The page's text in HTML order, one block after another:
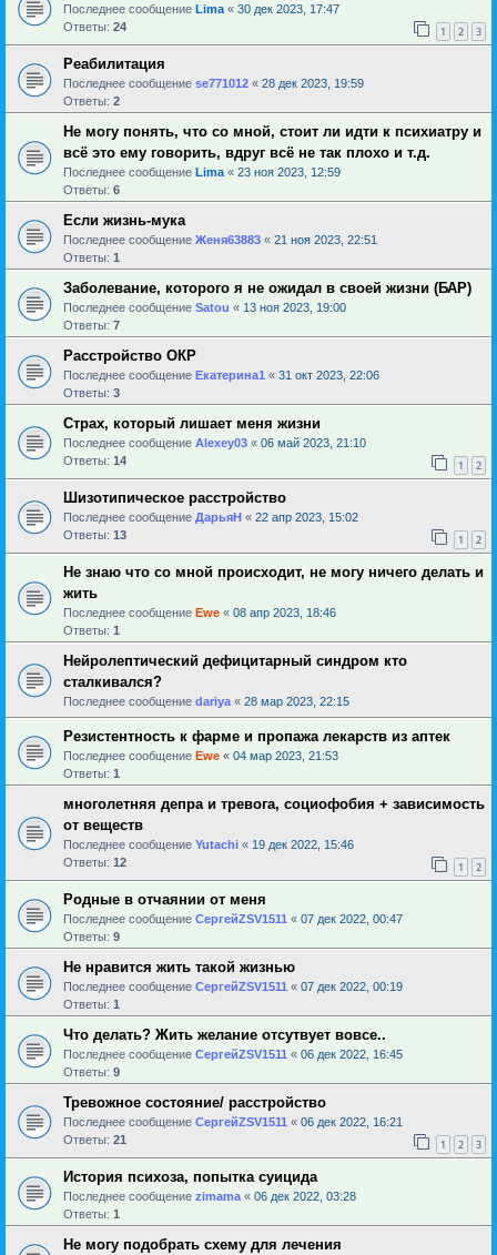
Последнее сообщение Lima « 30 дек 2023, 17:47
Ответы: 24 1 2 3
Реабилитация
Последнее сообщение se771012 « 28 дек 2023, 19:59
Ответы: 2
Не могу понять, что со мной, стоит ли идти к психиатру и
всё это ему говорить, вдруг всё не так плохо и т.д.
Последнее сообщение Lima « 23 ноя 2023, 12:59
Ответы: 6
Если жизнь-мука
Последнее сообщение Женя63883 « 21 ноя 2023, 22:51
Ответы: 1
Заболевание, которого я не ожидал в своей жизни (БАР)
Последнее сообщение Satou « 13 ноя 2023, 19:00
Ответы: 7
Расстройство ОКР
Последнее сообщение Екатерина1 « 31 окт 2023, 22:06
Ответы: 3
Страх, который лишает меня жизни
Последнее сообщение Alexey03 « 06 май 2023, 21:10
Ответы: 14 1 2
Шизотипическое расстройство
Последнее сообщение ДарьяН « 22 апр 2023, 15:02
Ответы: 13 1 2
Не знаю что со мной происходит, не могу ничего делать и
жить
Последнее сообщение Ewe « 08 апр 2023, 18:46
Ответы: 1
Нейролептический дефицитарный синдром кто
сталкивался?
Последнее сообщение dariya « 28 мар 2023, 22:15
Резистентность к фарме и пропажа лекарств из аптек
Последнее сообщение Ewe « 04 мар 2023, 21:53
Ответы: 1
многолетняя депра и тревога, социофобия + зависимость
от веществ
Последнее сообщение Yutachi « 19 дек 2022, 15:46
Ответы: 12 1 2
Родные в отчаянии от меня
Последнее сообщение СергейZSV1511 « 07 дек 2022, 00:47
Ответы: 9
Не нравится жить такой жизнью
Последнее сообщение СергейZSV1511 « 07 дек 2022, 00:19
Ответы: 1
Что делать? Жить желание отсутвует вовсе..
Последнее сообщение СергейZSV1511 « 06 дек 2022, 16:45
Ответы: 9
Тревожное состояние/ расстройство
Последнее сообщение СергейZSV1511 « 06 дек 2022, 16:21
Ответы: 21 1 2 3
История психоза, попытка суицида
Последнее сообщение zimama « 06 дек 2022, 03:28
Ответы: 1
Не могу подобрать схему для лечения